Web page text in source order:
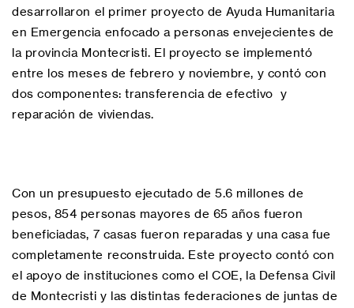
desarrollaron el primer proyecto de Ayuda Humanitaria
en Emergencia enfocado a personas envejecientes de
la provincia Montecristi. El proyecto se implementó
entre los meses de febrero y noviembre, y contó con
dos componentes: transferencia de efectivo y
reparación de viviendas.
Con un presupuesto ejecutado de 5.6 millones de
pesos, 854 personas mayores de 65 años fueron
beneficiadas, 7 casas fueron reparadas y una casa fue
completamente reconstruida. Este proyecto contó con
el apoyo de instituciones como el COE, la Defensa Civil
de Montecristi y las distintas federaciones de juntas de